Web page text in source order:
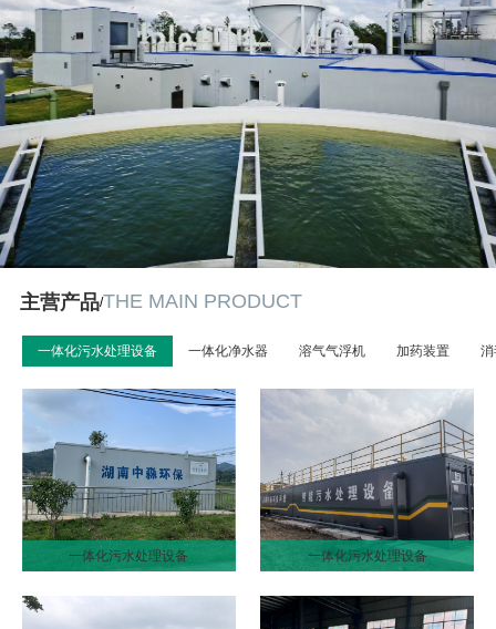
主营产品/THE MAIN PRODUCT
一体化污水处理设备 一体化净水器 溶气气浮机 加药装置 消
一体化污水处理设备 一体化污水处理设备